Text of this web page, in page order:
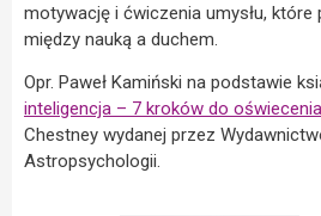
motywację i ćwiczenia umysłu,
między nauką a duchem.
Opr. Paweł Kamiński na podstawie
inteligencja – 7 kroków do oświecenia
Chestney wydanej przez
Astropsychologii.